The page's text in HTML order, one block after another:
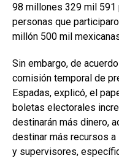
98 millones 329 mil 591
personas que
millón 500 mil
Sin embargo, de
comisión temporal de
Espadas, explicó, el
boletas electorales
destinarán más dinero,
destinar más recursos
y supervisores,